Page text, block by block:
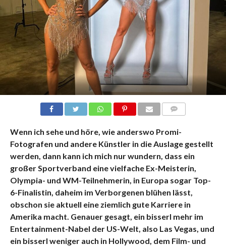
Wenn ich sehe und höre, wie anderswo Promi-
Fotografen und andere Künstler in die Auslage gestellt
werden, dann kann ich mich nur wundern, dass ein
großer Sportverband eine vielfache Ex-Meisterin,
Olympia- und WM-Teilnehmerin, in Europa sogar Top-
6-Finalistin, daheim im Verborgenen blühen lässt,
obschon sie aktuell eine ziemlich gute Karriere in
Amerika macht. Genauer gesagt, ein bisserl mehr im
Entertainment-Nabel der US-Welt, also Las Vegas, und
ein bisserl weniger auch in Hollywood, dem Film- und